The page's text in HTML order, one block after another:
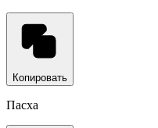
Копировать
Пасха